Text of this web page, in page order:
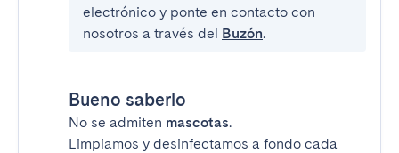
electrónico y ponte en contacto con
nosotros a través del Buzón.
Bueno saberlo
No se admiten mascotas.
Limpiamos y desinfectamos a fondo cada